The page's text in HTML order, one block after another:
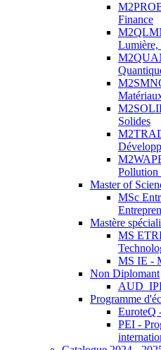
Finance
Lumière,
Solides
Pollution
Master of
MSc
Mastère
MS
MS IE -
Non Diplomant
Programme
EuroteQ
PEI -